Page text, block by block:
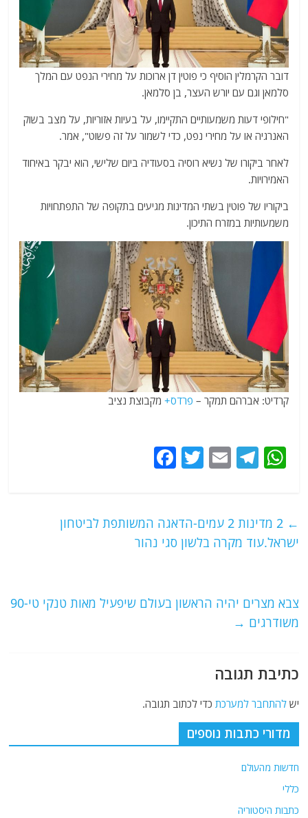
דובר הקרמלין הוסיף כי פוטין דן ארוכות על מחירי הנפט עם המלך
סלמאן וגם עם יורש העצר, בן סלמאן.
"חילופי דעות משמעותיים התקיימו, על בעיות אזוריות, על מצב בשוק
האנרגיה או על מחירי נפט, כדי לשמור על זה פשוט", אמר.
לאחר ביקורו של נשיא רוסיה בסעודיה ביום שלישי, הוא יבקר באיחוד
האמירויות.
ביקוריו של פוטין בשתי המדינות מגיעים בתקופה של התפתחויות
משמעותיות במזרח התיכון.
קרדיט: אברהם תמקר – פרדס+ מקבוצת נציב
W
s
A
T
g
ra
E
l
T
er
e
b
k
←
2 מדינות 2 עמים-הדאגה המשותפת לביטחון
ישראל.עוד מקרה בלשון סגי נהור
צבא מצרים יהיה הראשון בעולם שיפעיל מאות טנקי טי-90
משודרגים →
כתיבת תגובה
ישלהתחבר למערכת כדי לכתוב תגובה.
מדורי כתבות נוספים
חדשות מהעולם
כללי
כתבות היסטוריה